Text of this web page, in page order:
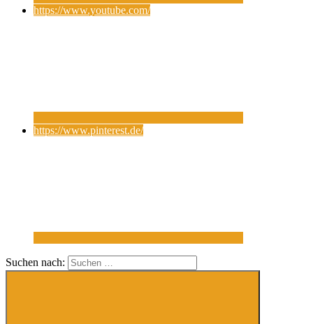
https://www.youtube.com/
https://www.pinterest.de/
Suchen nach: